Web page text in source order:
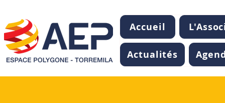
Accueil
Actualités